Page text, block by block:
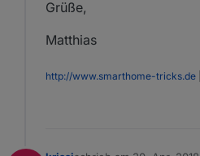
Grüße,
Matthias
http://www.smarthome-tricks.de